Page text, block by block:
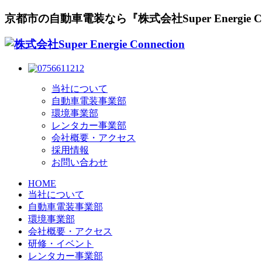
京都市の自動車電装なら『株式会社Super Energie
当社について
自動車電装事業部
環境事業部
レンタカー事業部
会社概要・アクセス
採用情報
お問い合わせ
HOME
当社について
自動車電装事業部
環境事業部
会社概要・アクセス
研修・イベント
レンタカー事業部